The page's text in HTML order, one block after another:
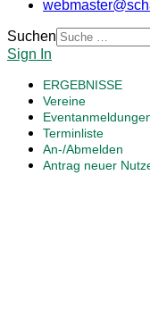
Suchen
Sign In
ERGEBNISSE
Vereine
Terminliste
An-/Abmelden
Antrag neuer